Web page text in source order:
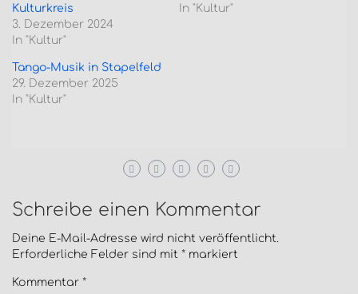
Kulturkreis
3. Dezember 2024
In "Kultur"
In "Kultur"
Tango-Musik in Stapelfeld
29. Dezember 2025
In "Kultur"
Schreibe einen Kommentar
Deine E-Mail-Adresse wird nicht veröffentlicht.
Erforderliche Felder sind mit * markiert
Kommentar *